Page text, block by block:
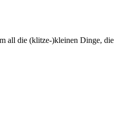
all die (klitze-)kleinen Dinge, die